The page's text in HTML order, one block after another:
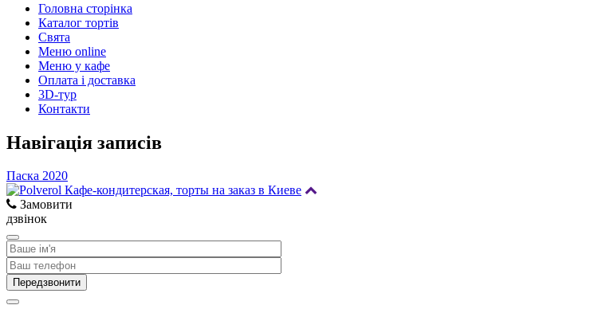
Головна сторінка
Каталог тортів
Свята
Меню online
Меню у кафе
Оплата і доставка
3D-тур
Контакти
Навігація записів
Паска 2020
Замовити
дзвінок